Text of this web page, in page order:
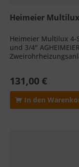
Heimeier Multilux
Heimeier Multilux 4-
und 3/4"
131,00 €
In den